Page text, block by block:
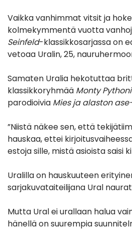
Vaikka vanhimmat vitsit ja
kolmekymmentä vuotta
Seinfeld-klassikkosarjassa on
vetoaa Uralin, 25,
Samaten Uralia hekotuttaa
klassikkoryhmää Monty
parodioivia Mies ja alaston
”Niistä näkee sen, että
hauskaa, ettei
estoja sille, mistä asioista saisi
Uralilla on hauskuuteen
sarjakuvataiteilijana Ural
Mutta Ural ei urallaan halua
hänellä on suurempia